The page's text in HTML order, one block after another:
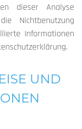
dieser Analyse
Nichtbenutzung
Informationen
UND